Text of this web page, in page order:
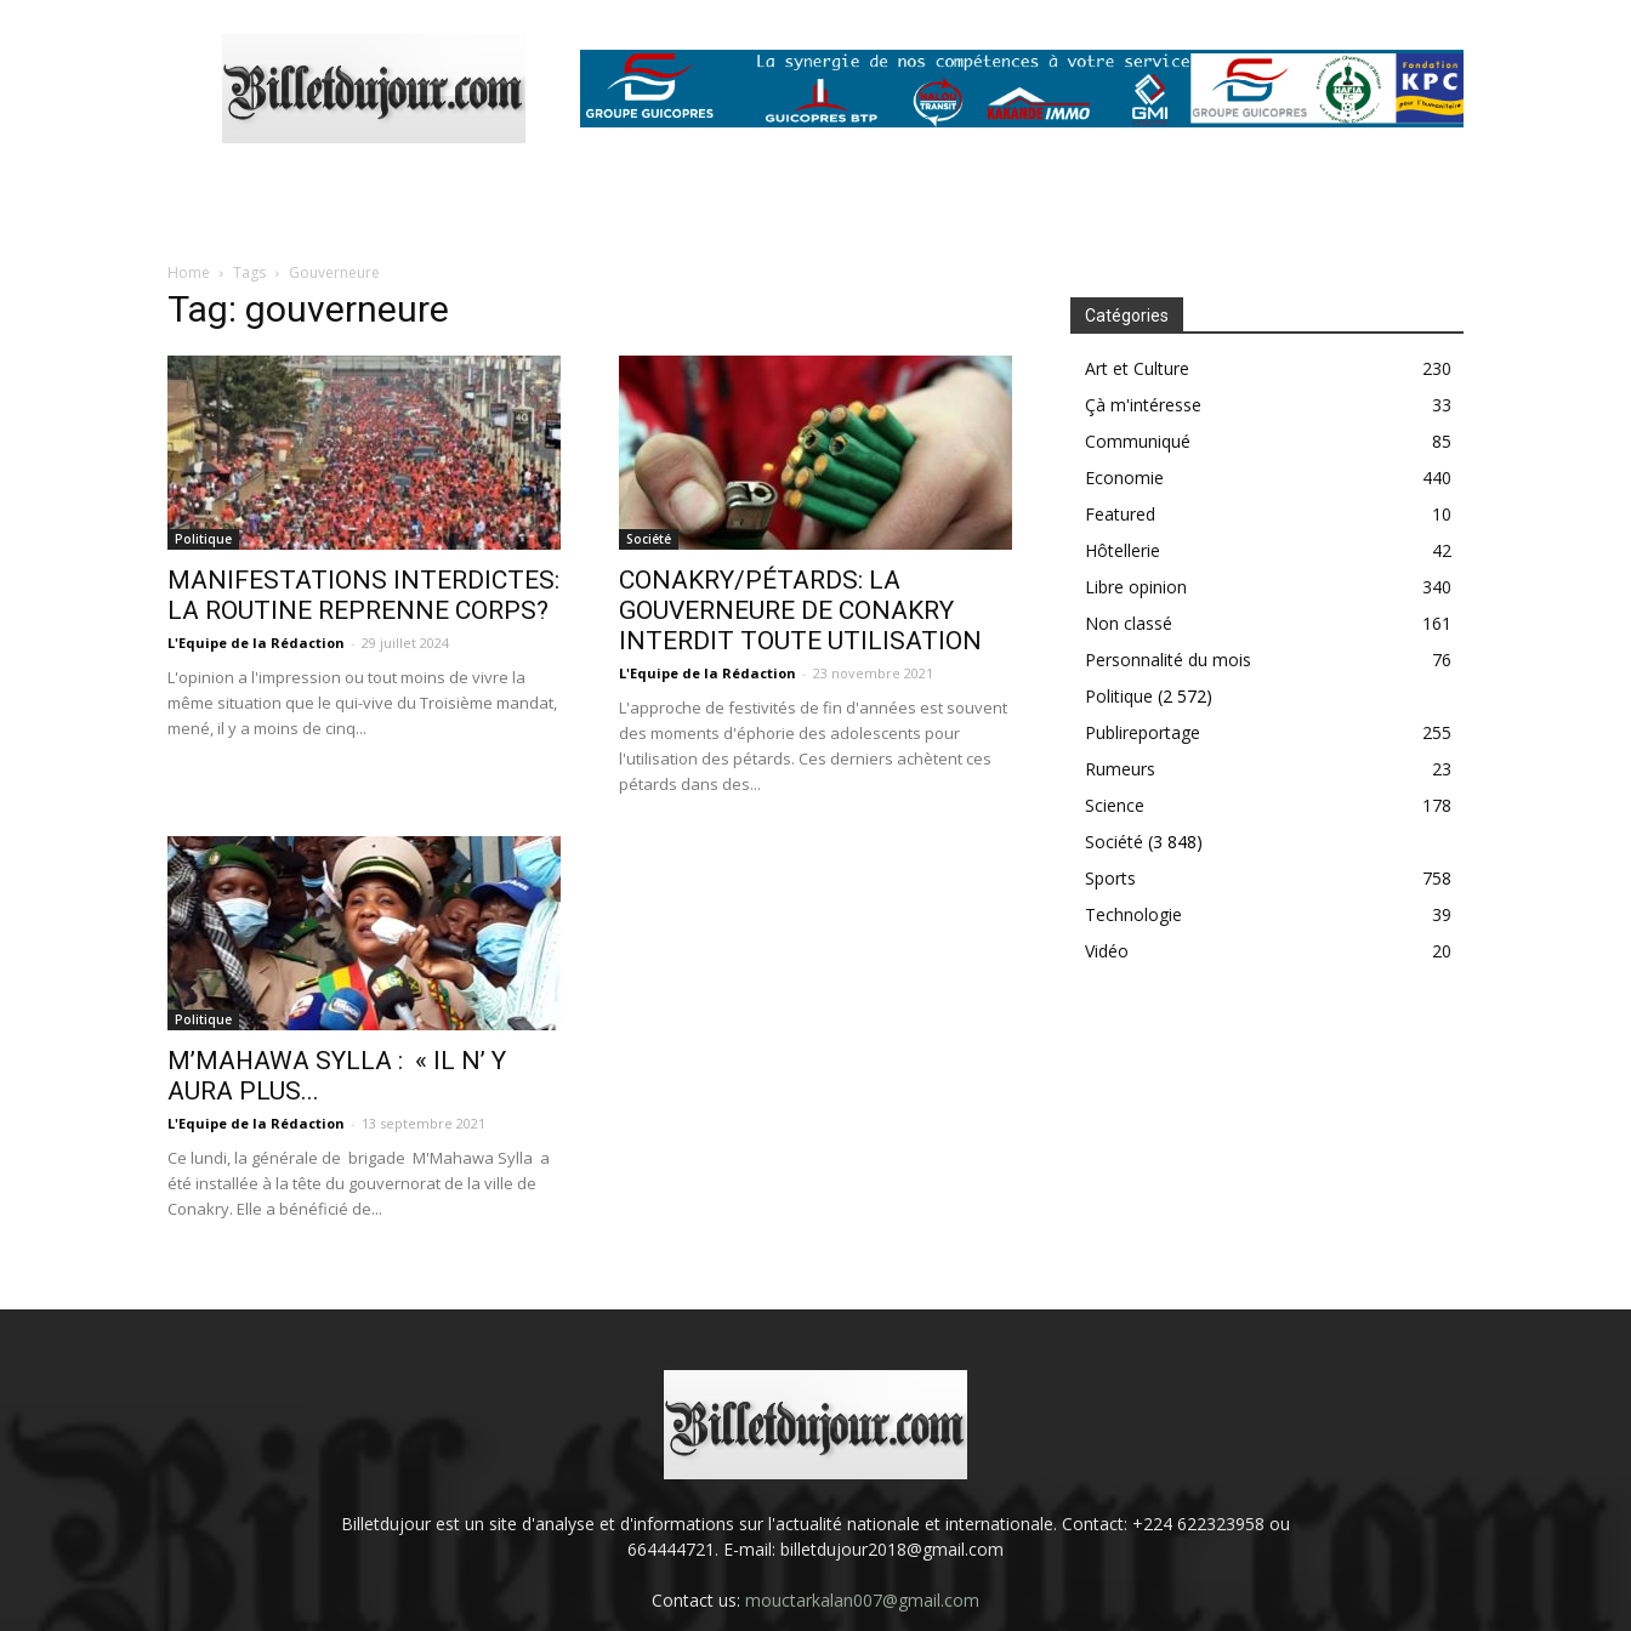
Home Tags Gouverneure
Tag: gouverneure
Politique
MANIFESTATIONS INTERDICTES:
LA ROUTINE REPRENNE CORPS?
L'Equipe de la Rédaction - 29 juillet 2024
L'opinion a l'impression ou tout moins de vivre la
même situation que le qui-vive du Troisième mandat,
mené, il y a moins de cinq...
Société
CONAKRY/PÉTARDS: LA
GOUVERNEURE DE CONAKRY
INTERDIT TOUTE UTILISATION
L'Equipe de la Rédaction - 23 novembre 2021
L'approche de festivités de fin d'années est souvent
des moments d'éphorie des adolescents pour
l'utilisation des pétards. Ces derniers achètent ces
pétards dans des...
Politique
M’MAHAWA SYLLA : « IL N’ Y
AURA PLUS...
L'Equipe de la Rédaction - 13 septembre 2021
Ce lundi, la générale de brigade M'Mahawa Sylla a
été installée à la tête du gouvernorat de la ville de
Conakry. Elle a bénéficié de...
Catégories
Art et Culture
230
Çà m'intéresse
33
Communiqué
85
Economie
440
Featured
10
Hôtellerie
42
Libre opinion
340
Non classé
161
Personnalité du mois
76
Politique (2 572)
Publireportage
255
Rumeurs
23
Science
178
Société (3 848)
Sports
758
Technologie
39
Vidéo
20
Billetdujour est un site d'analyse et d'informations sur l'actualité nationale et internationale. Contact: +224 622323958 ou
664444721. E-mail: billetdujour2018@gmail.com
Contact us: mouctarkalan007@gmail.com